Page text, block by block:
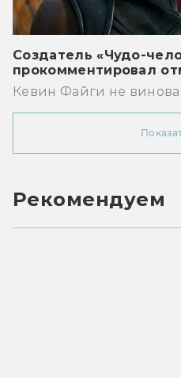
Создатель «Чудо-
прокомментировал
Кевин Файги не
Рекомендуем